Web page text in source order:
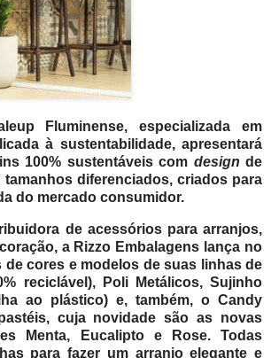
Fluminense, especializada em
à sustentabilidade, apresentará
100% sustentáveis com design de
diferenciados, criados para
do mercado consumidor.
de acessórios para arranjos,
a Rizzo Embalagens lança no
de cores e modelos de suas linhas de
reciclável), Poli Metálicos, Sujinho
ao plástico) e, também, o Candy
cuja novidade são as novas
Menta, Eucalipto e Rose. Todas
para fazer um arranjo elegante e